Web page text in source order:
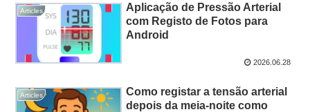
Articles
Aplicação de Pressão Arterial
com Registo de Fotos para
Android
2026.06.28
Articles
Como registar a tensão arterial
depois da meia-noite como